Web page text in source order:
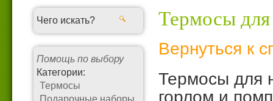
Помощь по выбору
Категории:
Термосы
Подарочные наборы
Термосы для
Вернуться к
Термосы для
горлом и